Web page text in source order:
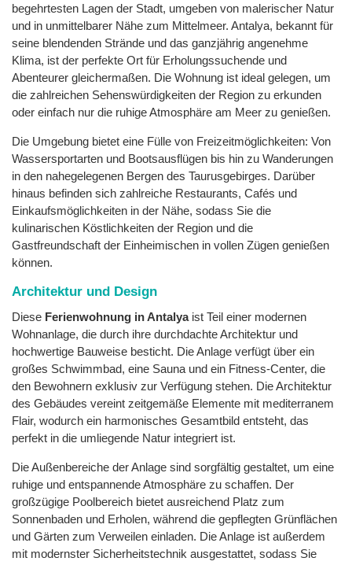
begehrtesten Lagen der Stadt, umgeben von malerischer Natur
und in unmittelbarer Nähe zum Mittelmeer. Antalya, bekannt für
seine blendenden Strände und das ganzjährig angenehme
Klima, ist der perfekte Ort für Erholungssuchende und
Abenteurer gleichermaßen. Die Wohnung ist ideal gelegen, um
die zahlreichen Sehenswürdigkeiten der Region zu erkunden
oder einfach nur die ruhige Atmosphäre am Meer zu genießen.
Die Umgebung bietet eine Fülle von Freizeitmöglichkeiten: Von
Wassersportarten und Bootsausflügen bis hin zu Wanderungen
in den nahegelegenen Bergen des Taurusgebirges. Darüber
hinaus befinden sich zahlreiche Restaurants, Cafés und
Einkaufsmöglichkeiten in der Nähe, sodass Sie die
kulinarischen Köstlichkeiten der Region und die
Gastfreundschaft der Einheimischen in vollen Zügen genießen
können.
Architektur und Design
Diese Ferienwohnung in Antalyaist Teil einer modernen
Wohnanlage, die durch ihre durchdachte Architektur und
hochwertige Bauweise besticht. Die Anlage verfügt über ein
großes Schwimmbad, eine Sauna und ein Fitness-Center, die
den Bewohnern exklusiv zur Verfügung stehen. Die Architektur
des Gebäudes vereint zeitgemäße Elemente mit mediterranem
Flair, wodurch ein harmonisches Gesamtbild entsteht, das
perfekt in die umliegende Natur integriert ist.
Die Außenbereiche der Anlage sind sorgfältig gestaltet, um eine
ruhige und entspannende Atmosphäre zu schaffen. Der
großzügige Poolbereich bietet ausreichend Platz zum
Sonnenbaden und Erholen, während die gepflegten Grünflächen
und Gärten zum Verweilen einladen. Die Anlage ist außerdem
mit modernster Sicherheitstechnik ausgestattet, sodass Sie